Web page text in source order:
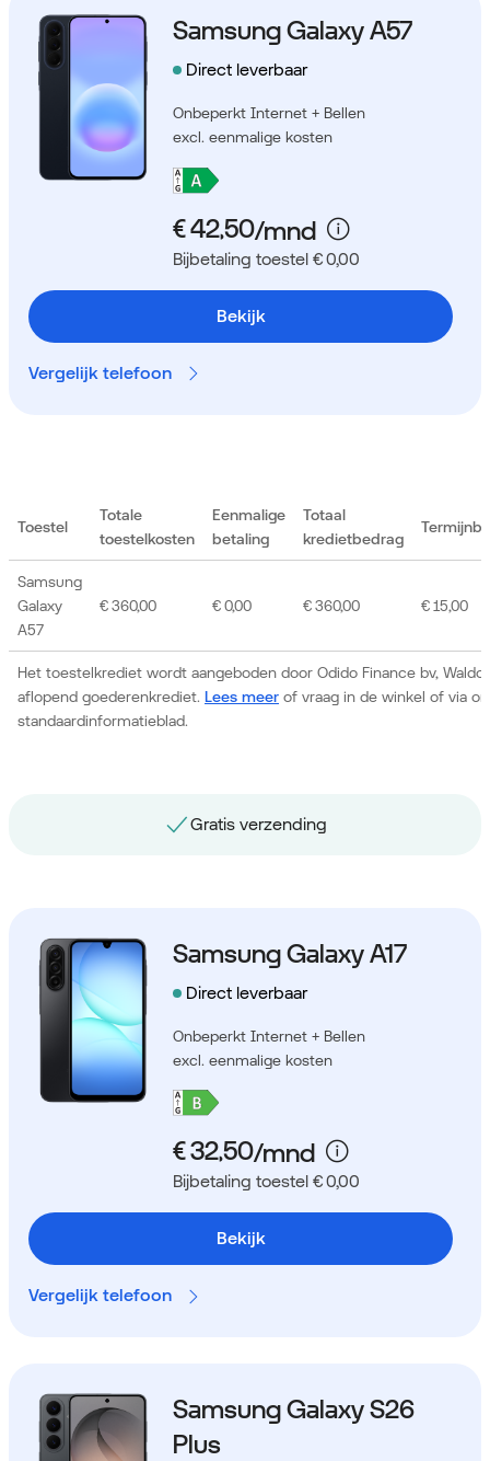
Samsung Galaxy A57
Direct leverbaar
Onbeperkt Internet + Bellen
excl. eenmalige kosten
Bijbetaling toestel € 0,00
Bekijk
Vergelijk telefoon
Toestel
Totale
toestelkosten
Eenmalige
betaling
Totaal
kredietbedrag
Het toestelkrediet wordt aangeboden door Odido Finance bv,
aflopend goederenkrediet. Lees meer of vraag in de winkel of via
standaardinformatieblad.
Samsung
Galaxy
A57
€ 360,00 € 0,00 € 360,00 € 15,00
Gratis nummerbehoud
Samsung Galaxy A17
Direct leverbaar
Onbeperkt Internet + Bellen
excl. eenmalige kosten
Bijbetaling toestel € 0,00
Bekijk
Vergelijk telefoon
Samsung Galaxy S26
Plus